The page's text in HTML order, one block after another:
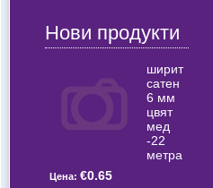
Нови продукти
ширит
сатен
6 мм
цвят
мед
-22
метра
Цена: €0.65